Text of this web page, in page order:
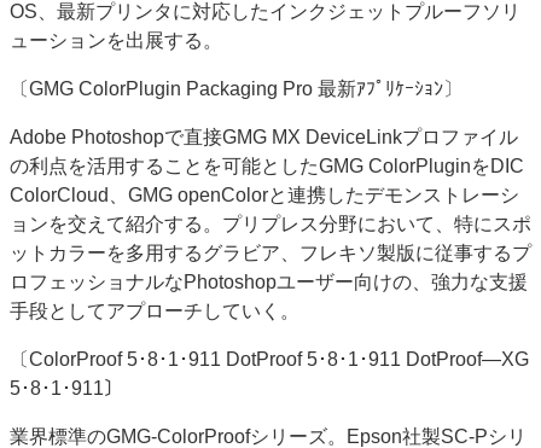
特集記事カテゴリー一覧
JAPAN PACK 2023 特集
中古印刷機・製本機特集
2022 見える化・MIS特集
2022 検査・校正特集
特集・デジタル印刷 ～ 新成長軌道を描く
案内
発刊案内
JFPI印刷用語集 印刷機材年鑑
運営
お問い合わせ
OS、最新プリンタに対応したインクジェットプルーフソリ
ューションを出展する。
〔GMG ColorPlugin Packaging Pro 最新ｱﾌﾟﾘｹｰｼｮﾝ〕
Adobe Photoshopで直接GMG MX DeviceLinkプロファイル
の利点を活用することを可能としたGMG ColorPluginをDIC
ColorCloud、GMG openColorと連携したデモンストレーシ
ョンを交えて紹介する。プリプレス分野において、特にスポ
ットカラーを多用するグラビア、フレキソ製版に従事するプ
ロフェッショナルなPhotoshopユーザー向けの、強力な支援
手段としてアプローチしていく。
〔ColorProof 5･8･1･911 DotProof 5･8･1･911 DotProof―XG
5･8･1･911〕
業界標準のGMG‐ColorProofシリーズ。Epson社製SC‐Pシリ